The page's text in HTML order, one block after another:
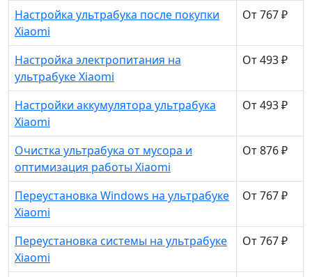
Настройка ультрабука после покупки
Xiaomi
От 767 ₽
Настройка электропитания на
ультрабуке Xiaomi
От 493 ₽
Настройки аккумулятора ультрабука
Xiaomi
От 493 ₽
Очистка ультрабука от мусора и
оптимизация работы Xiaomi
От 876 ₽
Переустановка Windows на ультрабуке
Xiaomi
От 767 ₽
Переустановка системы на ультрабуке
Xiaomi
От 767 ₽